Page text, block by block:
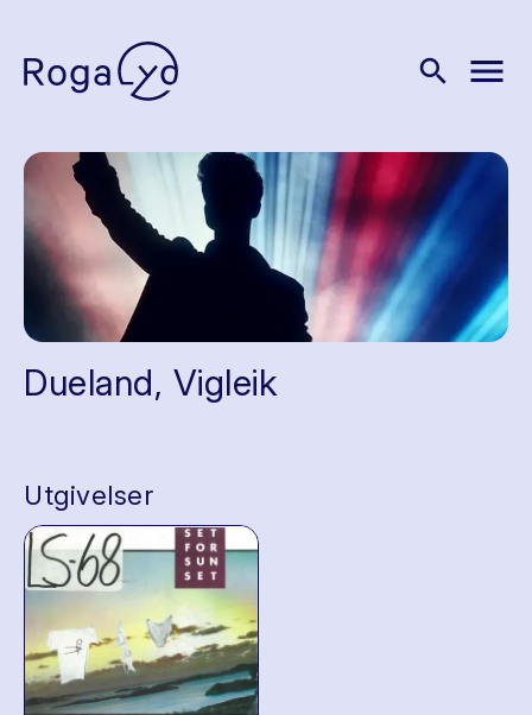
search menu
Dueland, Vigleik
Utgivelser